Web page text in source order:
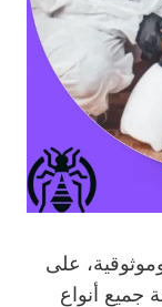
على
جميع أنواع